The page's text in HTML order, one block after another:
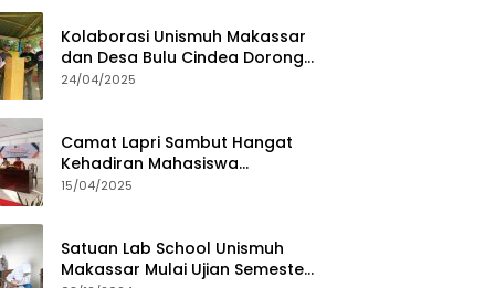
Kolaborasi Unismuh Makassar
dan Desa Bulu Cindea Dorong
Sentra Garam Industri
24/04/2025
Camat Lapri Sambut Hangat
Kehadiran Mahasiswa
PoltekMu
15/04/2025
Satuan Lab School Unismuh
Makassar Mulai Ujian Semester,